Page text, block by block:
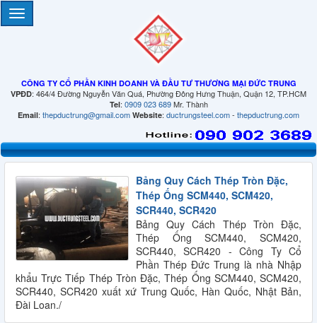
CÔNG TY CỔ PHẦN KINH DOANH VÀ ĐẦU TƯ THƯƠNG MẠI ĐỨC TRUNG
VPĐD: 464/4 Đường Nguyễn Văn Quá, Phường Đông Hưng Thuận, Quận 12, TP.HCM
Tel: 0909 023 689Mr. Thành
Email: thepductrung@gmail.com Website: ductrungsteel.com- thepductrung.com
Bảng Quy Cách Thép Tròn Đặc,
Thép Ống SCM440, SCM420,
SCR440, SCR420
Bảng Quy Cách Thép Tròn Đặc,
Thép Ống SCM440, SCM420,
SCR440, SCR420 - Công Ty Cổ
Phần Thép Đức Trung là nhà Nhập
khẩu Trực Tiếp Thép Tròn Đặc, Thép Ống SCM440, SCM420,
SCR440, SCR420 xuất xứ Trung Quốc, Hàn Quốc, Nhật Bản,
Đài Loan./